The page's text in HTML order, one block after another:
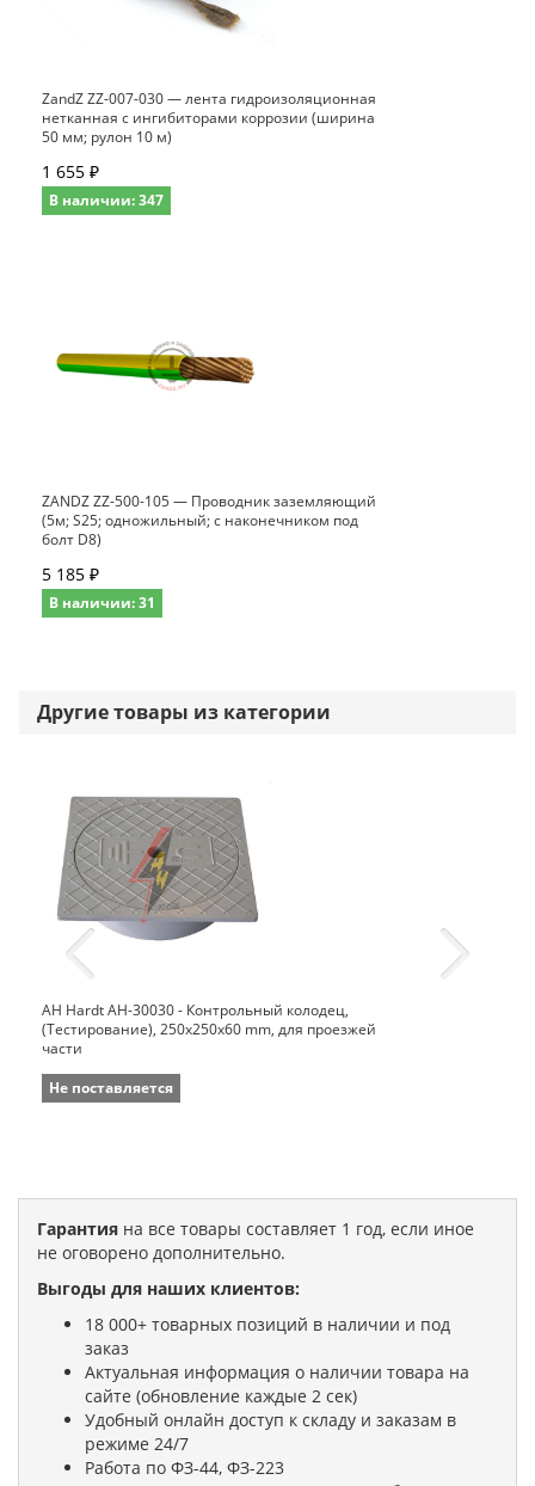
ZandZ ZZ-007-030 — лента гидроизоляционная
нетканная с ингибиторами коррозии (ширина
50 мм; рулон 10 м)
1 655 ₽
В наличии: 347
ZANDZ ZZ-500-105 — Проводник заземляющий
(5м; S25; одножильный; с наконечником под
болт D8)
5 185 ₽
В наличии: 31
Другие товары из категории
AH Hardt AH-30030 - Контрольный колодец,
(Тестирование), 250x250x60 mm, для проезжей
части
Не поставляется
Гарантия на все товары составляет 1 год, если иное
не оговорено дополнительно.
Выгоды для наших клиентов:
18 000+ товарных позиций в наличии и под
заказ
Актуальная информация о наличии товара на
сайте (обновление каждые 2 сек)
Удобный онлайн доступ к складу и заказам в
режиме 24/7
Работа по ФЗ-44, ФЗ-223